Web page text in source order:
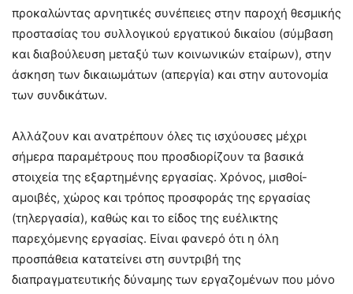
προκαλώντας αρνητικές συνέπειες στην παροχή θεσμικής
προστασίας του συλλογικού εργατικού δικαίου (σύμβαση
και διαβούλευση μεταξύ των κοινωνικών εταίρων), στην
άσκηση των δικαιωμάτων (απεργία) και στην αυτονομία
των συνδικάτων.
Αλλάζουν και ανατρέπουν όλες τις ισχύουσες μέχρι
σήμερα παραμέτρους που προσδιορίζουν τα βασικά
στοιχεία της εξαρτημένης εργασίας. Χρόνος, μισθοί-
αμοιβές, χώρος και τρόπος προσφοράς της εργασίας
(τηλεργασία), καθώς και το είδος της ευέλικτης
παρεχόμενης εργασίας. Είναι φανερό ότι η όλη
προσπάθεια κατατείνει στη συντριβή της
διαπραγματευτικής δύναμης των εργαζομένων που μόνο